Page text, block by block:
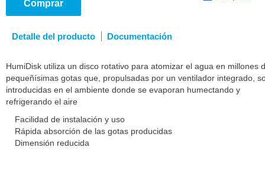
Comprar
Detalle del producto Documentación
HumiDisk utiliza un disco rotativo para atomizar el agua en millones
pequeñísimas gotas que, propulsadas por un ventilador integrado,
introducidas en el ambiente donde se evaporan humectando y
refrigerando el aire
Facilidad de instalación y uso
Rápida absorción de las gotas producidas
Dimensión reducida